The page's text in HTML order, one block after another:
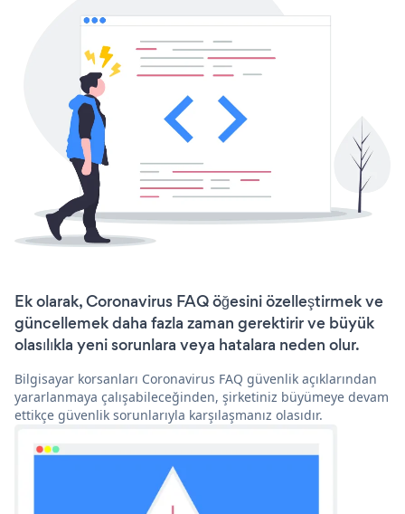
Ek olarak, Coronavirus FAQ öğesini özelleştirmek ve
güncellemek daha fazla zaman gerektirir ve büyük
olasılıkla yeni sorunlara veya hatalara neden olur.
Bilgisayar korsanları Coronavirus FAQ güvenlik açıklarından
yararlanmaya çalışabileceğinden, şirketiniz büyümeye devam
ettikçe güvenlik sorunlarıyla karşılaşmanız olasıdır.